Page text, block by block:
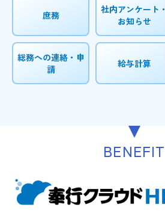
庶務
社内アンケート・
お知らせ
総務への連絡・申
請
給与計算
BENEFIT